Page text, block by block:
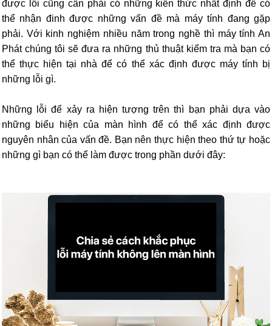
được lỗi cũng cần phải có những kiến thức nhất định để có
thể nhận đinh được những vấn đề mà máy tính đang gặp
phải. Với kinh nghiệm nhiều năm trong nghề thì máy tính An
Phát chúng tôi sẽ đưa ra những thủ thuật kiểm tra mà bạn có
thể thực hiện tại nhà để có thể xác định được máy tính bị
những lỗi gì.
Những lỗi để xảy ra hiện tượng trên thì bạn phải dựa vào
những biểu hiện của màn hình để có thể xác định được
nguyên nhân của vấn đề. Bạn nên thực hiện theo thứ tự hoặc
những gì bạn có thể làm được trong phần dưới đây: